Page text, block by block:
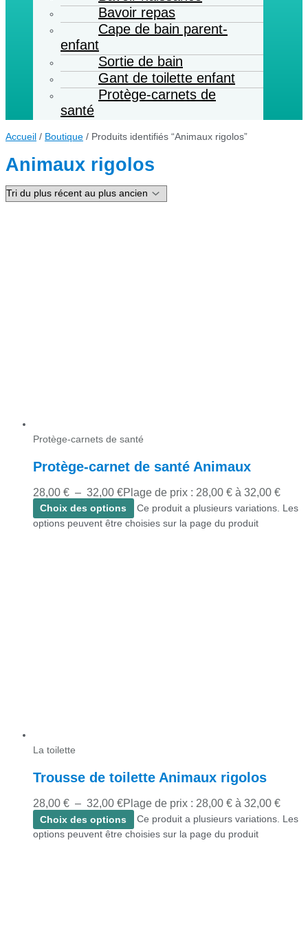
Bavoir repas
Cape de bain parent-
enfant
Sortie de bain
Gant de toilette enfant
Protège-carnets de
santé
Accueil / Boutique / Produits identifiés “Animaux rigolos”
Animaux rigolos
Protège-carnets de santé
Protège-carnet de santé Animaux
28,00 € – 32,00 €Plage de prix : 28,00 € à 32,00 €
Choix des options
Ce produit a plusieurs variations. Les
options peuvent être choisies sur la page du produit
La toilette
Trousse de toilette Animaux rigolos
28,00 € – 32,00 €Plage de prix : 28,00 € à 32,00 €
Choix des options
Ce produit a plusieurs variations. Les
options peuvent être choisies sur la page du produit